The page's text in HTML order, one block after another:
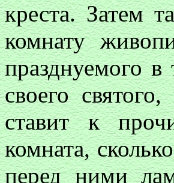
креста. Затем
комнату
празднуемого
своего
ставит к
комната,
перед ними